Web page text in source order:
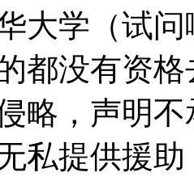
大学（试
都没有资
略，声明
私提供援